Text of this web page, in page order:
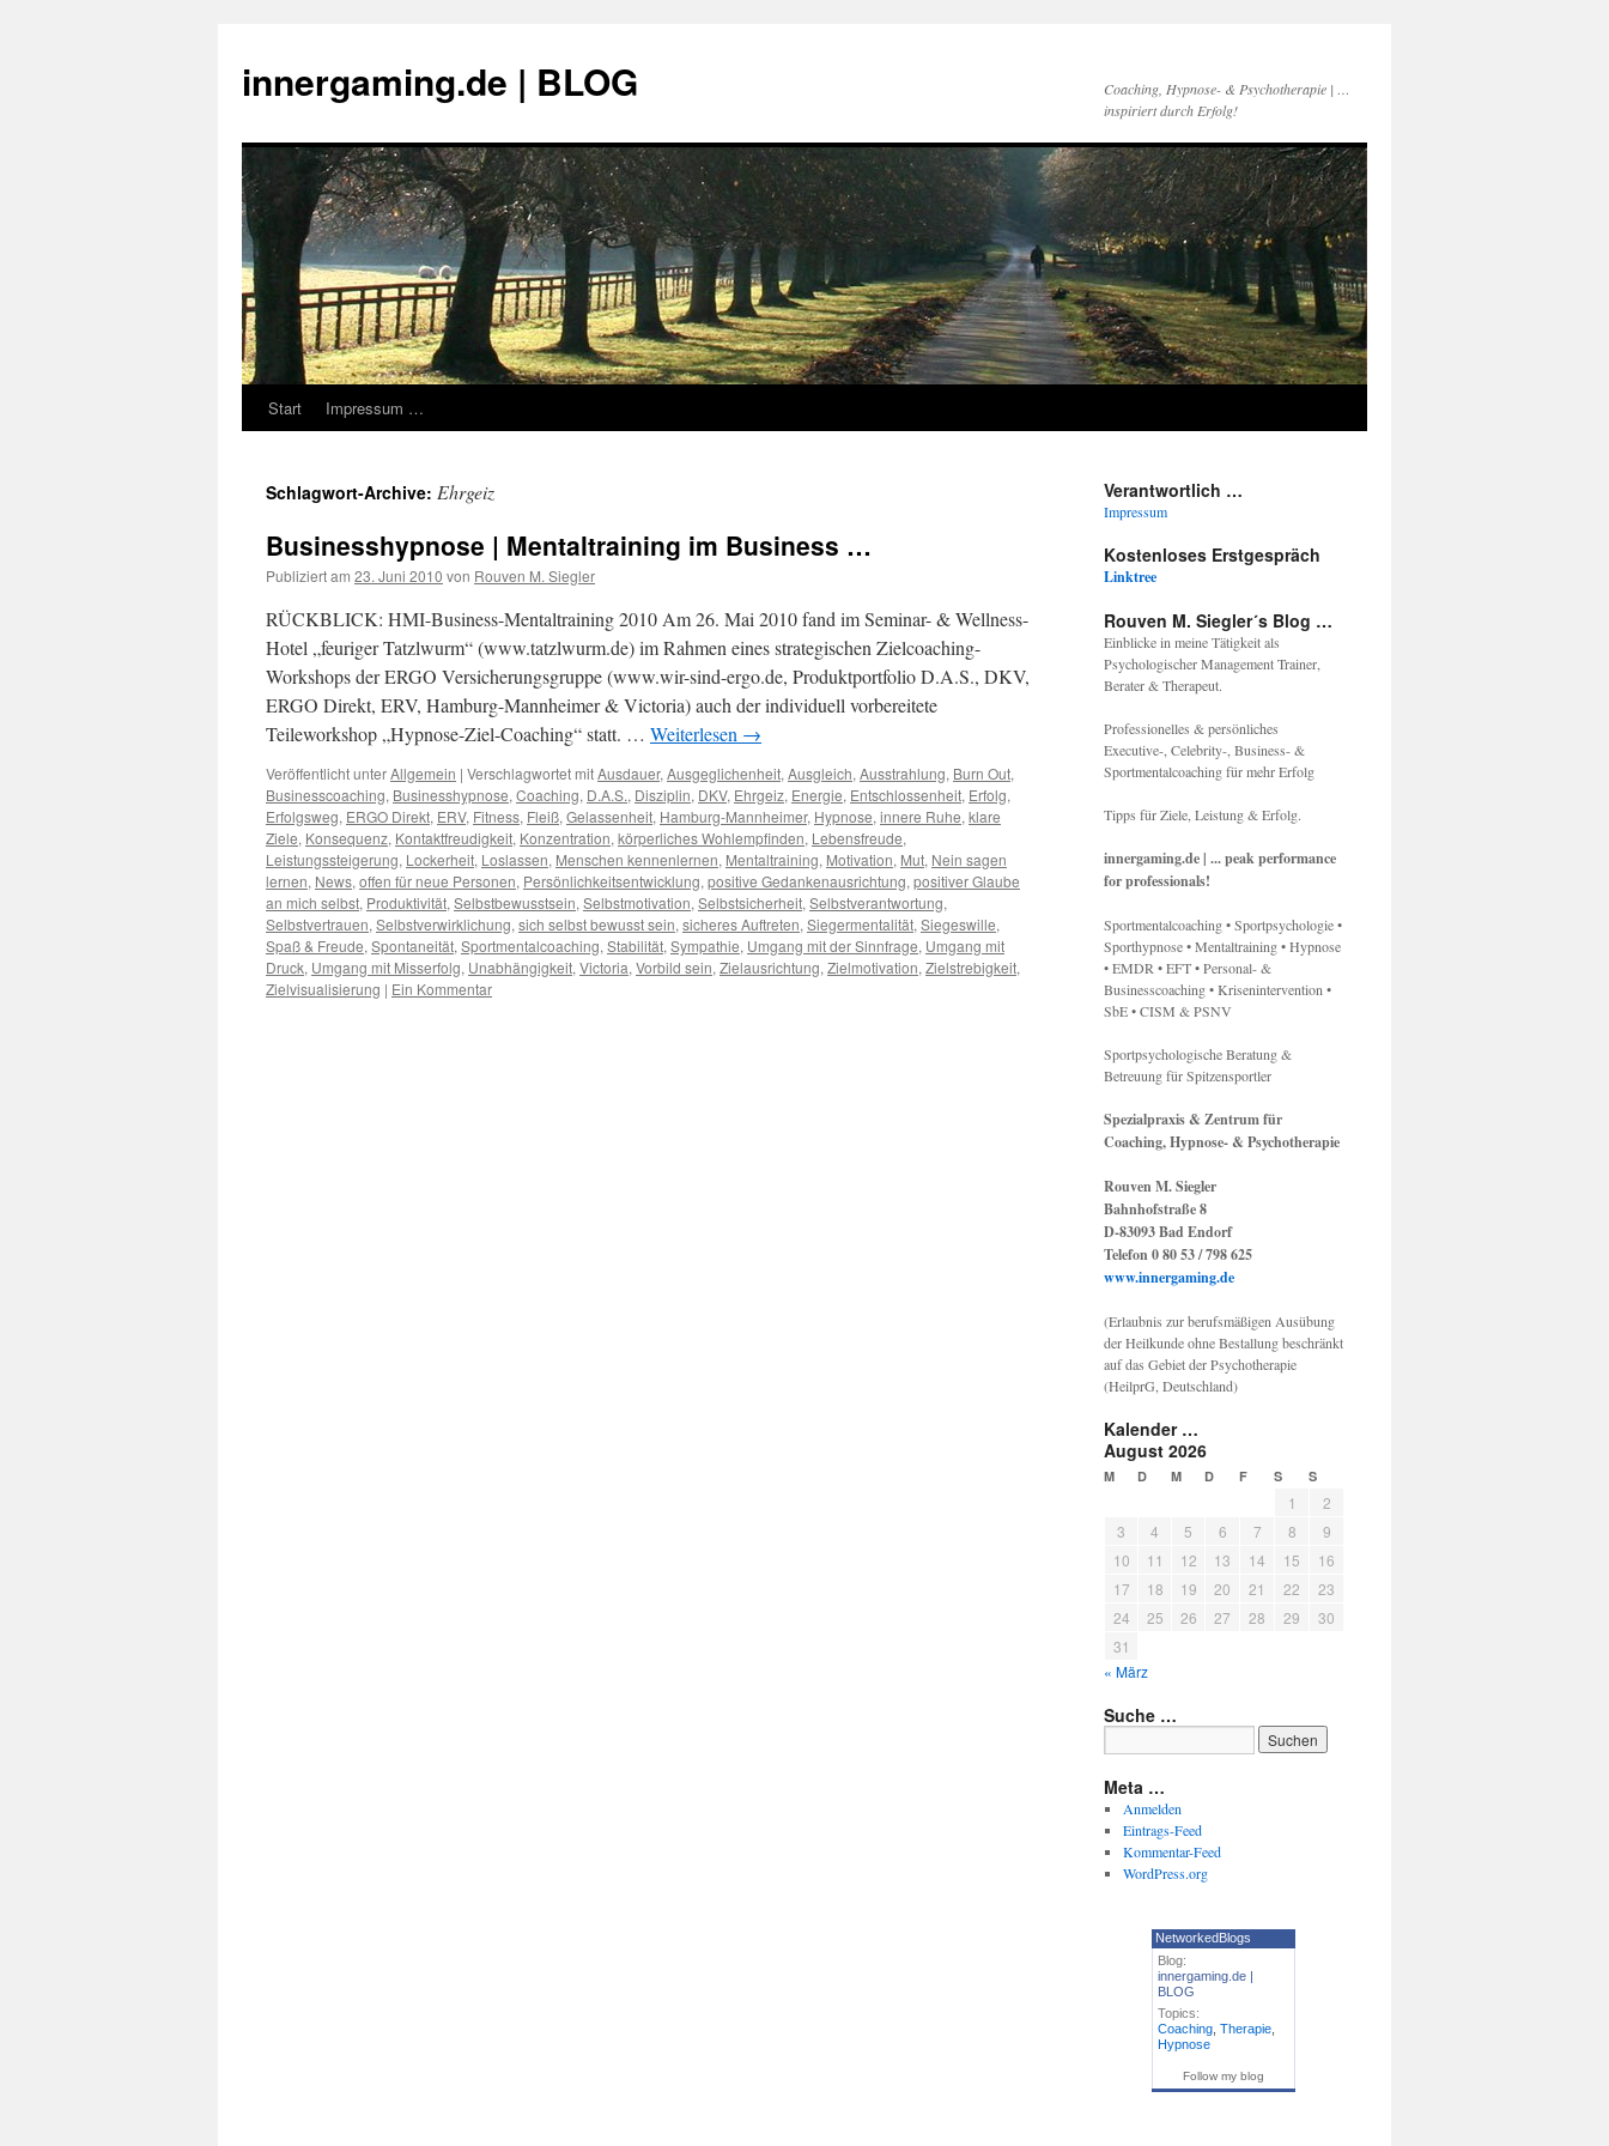
innergaming.de | BLOG
Coaching, Hypnose- & Psychotherapie | …
inspiriert durch Erfolg!
Zum
springen
Start Impressum …
Schlagwort-Archive: Ehrgeiz
Businesshypnose | Mentaltraining im Business …
Publiziert am 23. Juni 2010 von Rouven M. Siegler
RÜCKBLICK: HMI-Business-Mentaltraining 2010 Am 26. Mai 2010 fand im Seminar- & Wellness-
Hotel „feuriger Tatzlwurm“ (www.tatzlwurm.de) im Rahmen eines strategischen Zielcoaching-
Workshops der ERGO Versicherungsgruppe (www.wir-sind-ergo.de, Produktportfolio D.A.S., DKV,
ERGO Direkt, ERV, Hamburg-Mannheimer & Victoria) auch der individuell vorbereitete
Teileworkshop „Hypnose-Ziel-Coaching“ statt. … Weiterlesen →
Veröffentlicht unterAllgemein | Verschlagwortet mitAusdauer, Ausgeglichenheit, Ausgleich, Ausstrahlung, Burn Out,
Businesscoaching, Businesshypnose, Coaching, D.A.S., Disziplin, DKV, Ehrgeiz, Energie, Entschlossenheit, Erfolg,
Erfolgsweg, ERGO Direkt, ERV, Fitness, Fleiß, Gelassenheit, Hamburg-Mannheimer, Hypnose, innere Ruhe, klare
Ziele, Konsequenz, Kontaktfreudigkeit, Konzentration, körperliches Wohlempfinden, Lebensfreude,
Leistungssteigerung, Lockerheit, Loslassen, Menschen kennenlernen, Mentaltraining, Motivation, Mut, Nein sagen
lernen, News, offen für neue Personen, Persönlichkeitsentwicklung, positive Gedankenausrichtung, positiver Glaube
an mich selbst, Produktivität, Selbstbewusstsein, Selbstmotivation, Selbstsicherheit, Selbstverantwortung,
Selbstvertrauen, Selbstverwirklichung, sich selbst bewusst sein, sicheres Auftreten, Siegermentalität, Siegeswille,
Spaß & Freude, Spontaneität, Sportmentalcoaching, Stabilität, Sympathie, Umgang mit der Sinnfrage, Umgang mit
Druck, Umgang mit Misserfolg, Unabhängigkeit, Victoria, Vorbild sein, Zielausrichtung, Zielmotivation, Zielstrebigkeit,
Zielvisualisierung | Ein Kommentar
Verantwortlich …
Impressum
Kostenloses Erstgespräch
Linktree
Rouven M. Siegler´s Blog …
Einblicke in meine Tätigkeit als
Psychologischer Management Trainer,
Berater & Therapeut.
Professionelles & persönliches
Executive-, Celebrity-, Business- &
Sportmentalcoaching für mehr Erfolg
Tipps für Ziele, Leistung & Erfolg.
innergaming.de | ... peak performance
for professionals!
Sportmentalcoaching • Sportpsychologie •
Sporthypnose • Mentaltraining • Hypnose
• EMDR • EFT • Personal- &
Businesscoaching • Krisenintervention •
SbE • CISM & PSNV
Sportpsychologische Beratung &
Betreuung für Spitzensportler
Spezialpraxis & Zentrum für
Coaching, Hypnose- & Psychotherapie
Rouven M. Siegler
Bahnhofstraße 8
D-83093 Bad Endorf
Telefon 0 80 53 / 798 625
www.innergaming.de
(Erlaubnis zur berufsmäßigen Ausübung
der Heilkunde ohne Bestallung beschränkt
auf das Gebiet der Psychotherapie
(HeilprG, Deutschland)
Kalender …
August 2026
M D M D F S S
1
2
3
4 5 6 7 8
9
10
11 12 13 14 15
16
17
18 19 20 21 22
23
24
25 26 27 28 29
30
31
« März
Suche …
Meta …
Anmelden
Eintrags-Feed
Kommentar-Feed
WordPress.org
NetworkedBlogs
Blog:
innergaming.de |
BLOG
Topics:
Coaching Therapie
Hypnose
Follow my blog